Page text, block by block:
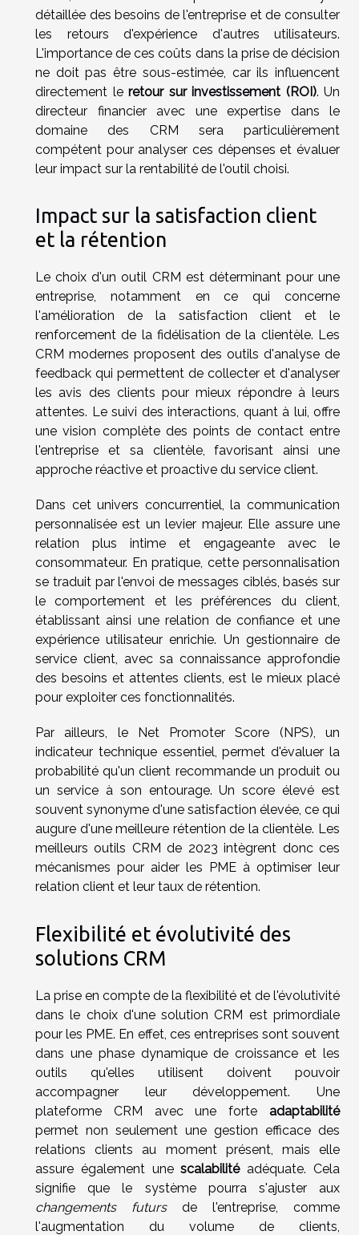
détaillée des besoins de l'entreprise et de consulter
les retours d'expérience d'autres utilisateurs.
L'importance de ces coûts dans la prise de décision
ne doit pas être sous-estimée, car ils influencent
directement le retour sur investissement (ROI). Un
directeur financier avec une expertise dans le
domaine des CRM sera particulièrement
compétent pour analyser ces dépenses et évaluer
leur impact sur la rentabilité de l'outil choisi.
Impact sur la satisfaction client
et la rétention
Le choix d'un outil CRM est déterminant pour une
entreprise, notamment en ce qui concerne
l'amélioration de la satisfaction client et le
renforcement de la fidélisation de la clientèle. Les
CRM modernes proposent des outils d'analyse de
feedback qui permettent de collecter et d'analyser
les avis des clients pour mieux répondre à leurs
attentes. Le suivi des interactions, quant à lui, offre
une vision complète des points de contact entre
l'entreprise et sa clientèle, favorisant ainsi une
approche réactive et proactive du service client.
Dans cet univers concurrentiel, la communication
personnalisée est un levier majeur. Elle assure une
relation plus intime et engageante avec le
consommateur. En pratique, cette personnalisation
se traduit par l'envoi de messages ciblés, basés sur
le comportement et les préférences du client,
établissant ainsi une relation de confiance et une
expérience utilisateur enrichie. Un gestionnaire de
service client, avec sa connaissance approfondie
des besoins et attentes clients, est le mieux placé
pour exploiter ces fonctionnalités.
Par ailleurs, le Net Promoter Score (NPS), un
indicateur technique essentiel, permet d'évaluer la
probabilité qu'un client recommande un produit ou
un service à son entourage. Un score élevé est
souvent synonyme d'une satisfaction élevée, ce qui
augure d'une meilleure rétention de la clientèle. Les
meilleurs outils CRM de 2023 intègrent donc ces
mécanismes pour aider les PME à optimiser leur
relation client et leur taux de rétention.
Flexibilité et évolutivité des
solutions CRM
La prise en compte de la flexibilité et de l'évolutivité
dans le choix d'une solution CRM est primordiale
pour les PME. En effet, ces entreprises sont souvent
dans une phase dynamique de croissance et les
outils qu'elles utilisent doivent pouvoir
accompagner leur développement. Une
plateforme CRM avec une forte adaptabilité
permet non seulement une gestion efficace des
relations clients au moment présent, mais elle
assure également unescalabilitéadéquate. Cela
signifie que le système pourra s'ajuster aux
changements futursde l'entreprise, comme
l'augmentation du volume de clients,